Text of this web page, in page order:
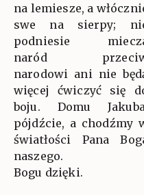
na lemiesze, a
swe na sierpy;
podniesie
naród
narodowi ani nie
więcej ćwiczyć się
boju. Domu
pójdźcie, a chodźmy
światłości Pana
naszego.
Bogu dzięki.